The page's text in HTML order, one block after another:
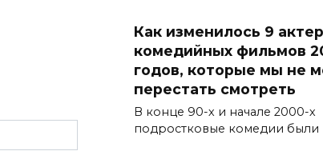
Как изменилось 9
комедийных фильмов
годов, которые мы не
перестать смотреть
В конце 90-х и начале 2000-х
подростковые комедии были